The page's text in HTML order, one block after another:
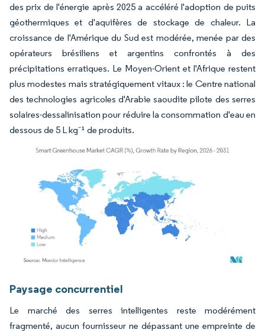
des prix de l'énergie après 2025 a accéléré l'adoption de puits
géothermiques et d'aquifères de stockage de chaleur. La
croissance de l'Amérique du Sud est modérée, menée par des
opérateurs brésiliens et argentins confrontés à des
précipitations erratiques. Le Moyen-Orient et l'Afrique restent
plus modestes mais stratégiquement vitaux : le Centre national
des technologies agricoles d'Arabie saoudite pilote des serres
solaires-dessalinisation pour réduire la consommation d'eau en
dessous de 5 L kg⁻¹ de produits.
Paysage concurrentiel
Le marché des serres intelligentes reste modérément
fragmenté, aucun fournisseur ne dépassant une empreinte de